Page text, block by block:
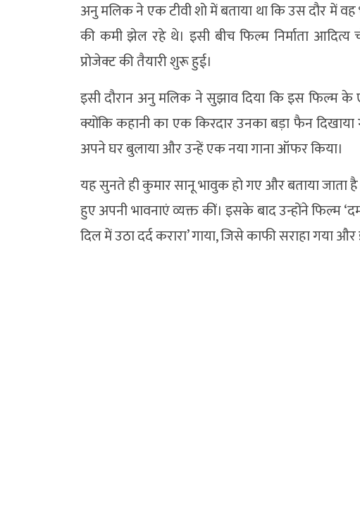
अनु मलिक ने एक टीवी शो में बताया था कि उस दौर में
की कमी झेल रहे थे। इसी बीच फिल्म निर्माता
प्रोजेक्ट की तैयारी शुरू हुई।
इसी दौरान अनु मलिक ने सुझाव दिया कि इस फिल्म
क्योंकि कहानी का एक किरदार उनका बड़ा फैन
अपने घर बुलाया और उन्हें एक नया गाना ऑफर किया।
यह सुनते ही कुमार सानू भावुक हो गए और बताया
हुए अपनी भावनाएं व्यक्त कीं। इसके बाद उन्होंने फिल्म
दिल में उठा दर्द करारा’ गाया, जिसे काफी सराहा